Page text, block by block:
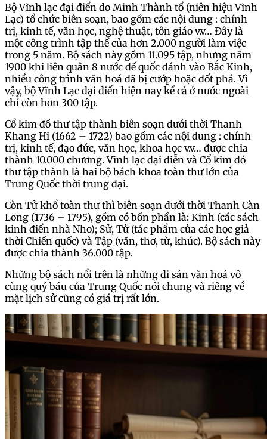
Bộ Vĩnh lạc đại điển do Minh Thành tổ (niên hiệu Vĩnh
Lạc) tổ chức biên soạn, bao gồm các nội dung : chính
trị, kinh tế, văn học, nghệ thuật, tôn giáo v.v… Đây là
một công trình tập thể của hơn 2.000 người làm việc
trong 5 năm. Bộ sách này gồm 11.095 tập, nhưng năm
1900 khi liên quân 8 nước đế quốc đánh vào Bắc Kinh,
nhiều công trình văn hoá đã bị cướp hoặc đốt phá. Vì
vậy, bộ Vĩnh Lạc đại điển hiện nay kể cả ở nước ngoài
chỉ còn hơn 300 tập.
Cổ kim đồ thư tập thành biên soạn dưới thời Thanh
Khang Hi (1662 – 1722) bao gồm các nội dung : chính
trị, kinh tế, đạo đức, văn học, khoa học v.v… được chia
thành 10.000 chương. Vĩnh lạc đại diễn và Cổ kim đó
thư tập thành là hai bộ bách khoa toàn thư lớn của
Trung Quốc thời trung đại.
Còn Tử khổ toàn thư thì biên soạn dưới thời Thanh Càn
Long (1736 – 1795), gồm có bốn phần là: Kinh (các sách
kinh điển nhà Nho); Sử, Tử (tác phẩm của các học giả
thời Chiến quốc) và Tập (văn, thơ, từ, khúc). Bộ sách này
được chia thành 36.000 tập.
Những bộ sách nổi trên là những di sản văn hoá vô
cùng quý báu của Trung Quốc nói chung và riêng về
mặt lịch sử cũng có giá trị rất lớn.